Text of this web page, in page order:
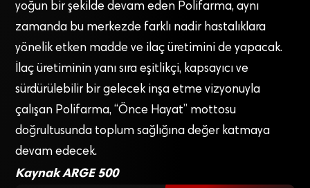
yoğun bir şekilde devam eden Polifarma, aynı
zamanda bu merkezde farklı nadir hastalıklara
yönelik etken madde ve ilaç üretimini de yapacak.
İlaç üretiminin yanı sıra eşitlikçi, kapsayıcı ve
sürdürülebilir bir gelecek inşa etme vizyonuyla
çalışan Polifarma, “Önce Hayat” mottosu
doğrultusunda toplum sağlığına değer katmaya
devam edecek.
Kaynak ARGE 500